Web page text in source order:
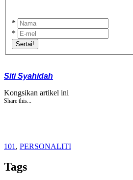
*
*
Sertai!
Siti Syahidah
Kongsikan artikel ini
Share this...
101 , PERSONALITI
Tags